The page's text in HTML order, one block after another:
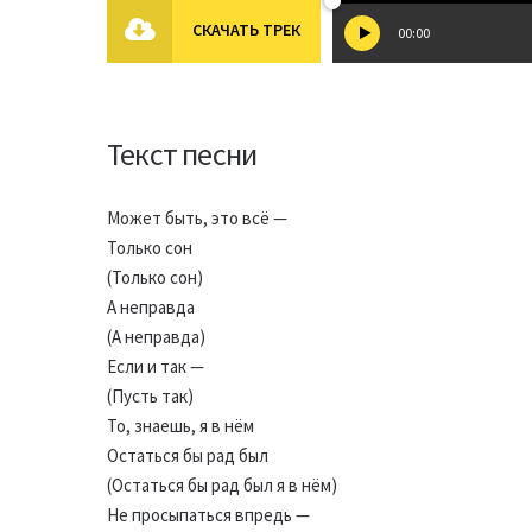
СКАЧАТЬ ТРЕК 00:00
Текст песни
Может быть, это всё —
Только сон
(Только сон)
А неправда
(А неправда)
Если и так —
(Пусть так)
То, знаешь, я в нём
Остаться бы рад был
(Остаться бы рад был я в нём)
Не просыпаться впредь —